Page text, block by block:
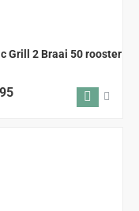
Grill 2 Braai 50 rooster